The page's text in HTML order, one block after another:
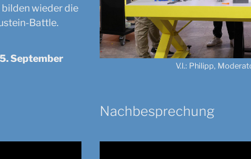
wieder die
Battle.
September
V.l.: Philipp,
Nachbesprechung